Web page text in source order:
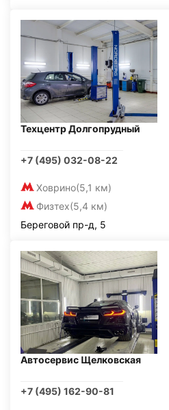
Техцентр Долгопрудный
+7 (495) 032-08-22
Ховрино(5,1 км)
Физтех(5,4 км)
Береговой пр-д, 5
Автосервис Щелковская
+7 (495) 162-90-81